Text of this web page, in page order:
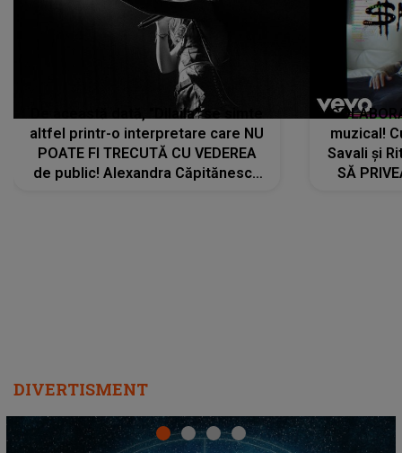
De această dată, "Dilaila" se simte
altfel printr-o interpretare care NU
POATE FI TRECUTĂ CU VEDEREA
de public! Alexandra Căpitănescu
muzical!
Savali și
SĂ
DIVERTISMENT